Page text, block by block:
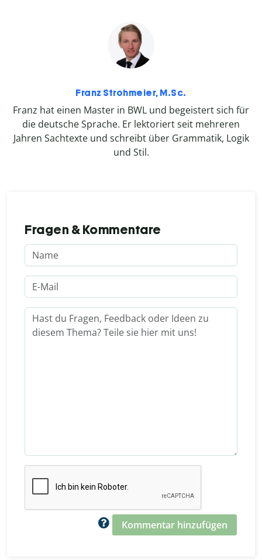
Franz Strohmeier, M.Sc.
Franz hat einen Master in BWL und begeistert sich für
die deutsche Sprache. Er lektoriert seit mehreren
Jahren Sachtexte und schreibt über Grammatik, Logik
und Stil.
Fragen & Kommentare
Kommentar hinzufügen